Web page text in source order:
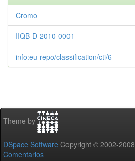
Cromo
IIQB-D-2010-0001
info:eu-repo/classification/cti/6
Theme by
DSpace Software Copyright © 2002-2008
Comentarios